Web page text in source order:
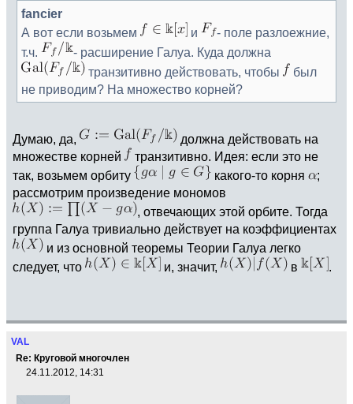
fancier
А вот если возьмем
и
- поле разлоежние,
т.ч.
- расширение Галуа. Куда должна
транзитивно действовать, чтобы
был
не приводим? На множество корней?
Думаю, да,
должна действовать на
множестве корней
транзитивно. Идея: если это не
так, возьмем орбиту
какого-то корня
;
рассмотрим произведение мономов
, отвечающих этой орбите. Тогда
группа Галуа тривиально действует на коэффициентах
и из основной теоремы Теории Галуа легко
следует, что
и, значит, в .
VAL
Re: Круговой многочлен
24.11.2012, 14:31